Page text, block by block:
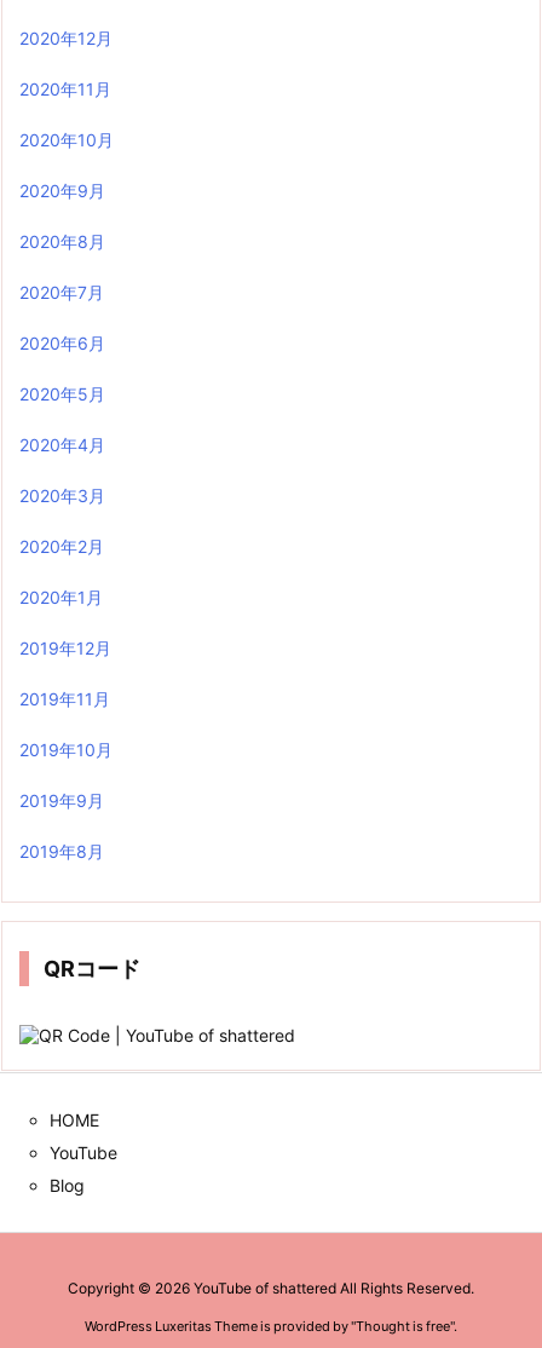
2020年12月
2020年11月
2020年10月
2020年9月
2020年8月
2020年7月
2020年6月
2020年5月
2020年4月
2020年3月
2020年2月
2020年1月
2019年12月
2019年11月
2019年10月
2019年9月
2019年8月
QRコード
HOME
YouTube
Blog
Copyright © 2026 YouTube of shattered All Rights Reserved.
WordPress Luxeritas Theme is provided by "Thought is free".